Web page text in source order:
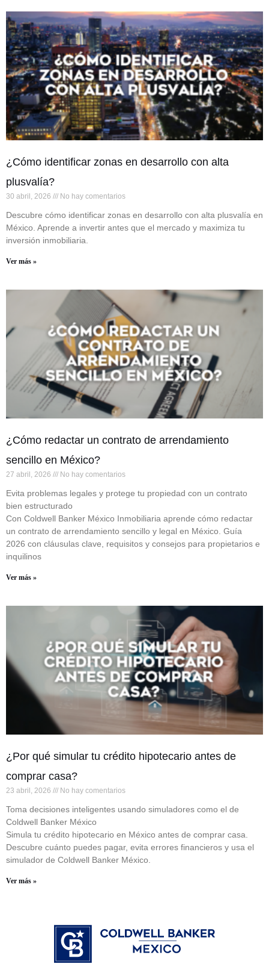
¿Cómo identificar zonas en desarrollo con alta
plusvalía?
30 abril, 2026 No hay comentarios
Descubre cómo identificar zonas en desarrollo con alta plusvalía en
México. Aprende a invertir antes que el mercado y maximiza tu
inversión inmobiliaria.
Ver más »
¿Cómo redactar un contrato de arrendamiento
sencillo en México?
27 abril, 2026 No hay comentarios
Evita problemas legales y protege tu propiedad con un contrato
bien estructurado
Con Coldwell Banker México Inmobiliaria aprende cómo redactar
un contrato de arrendamiento sencillo y legal en México. Guía
2026 con cláusulas clave, requisitos y consejos para propietarios e
inquilinos
Ver más »
¿Por qué simular tu crédito hipotecario antes de
comprar casa?
23 abril, 2026 No hay comentarios
Toma decisiones inteligentes usando simuladores como el de
Coldwell Banker México
Simula tu crédito hipotecario en México antes de comprar casa.
Descubre cuánto puedes pagar, evita errores financieros y usa el
simulador de Coldwell Banker México.
Ver más »